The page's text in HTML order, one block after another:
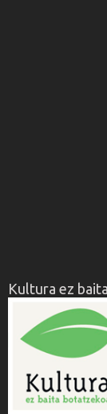
Kultura ez